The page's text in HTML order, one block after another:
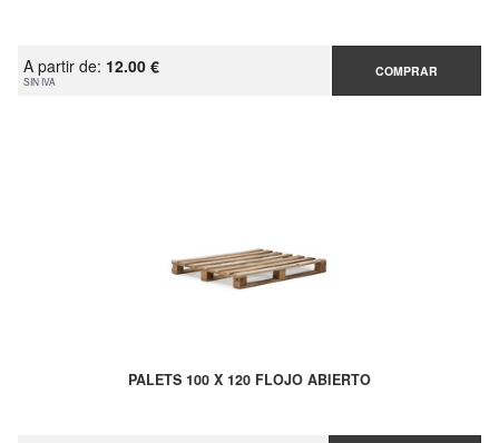
A partir de: 12.00 €
SIN IVA
COMPRAR
PALETS 100 X 120 FLOJO ABIERTO